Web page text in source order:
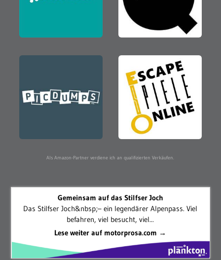
Als Amazon-Partner verdiene ich an qualifizierten Verkäufen.
Gemeinsam auf das Stilfser Joch
Das Stilfser Joch&nbsp;– ein legendärer Alpenpass. Viel
befahren, viel besucht, viel...
Lese weiter auf motorprosa.com →